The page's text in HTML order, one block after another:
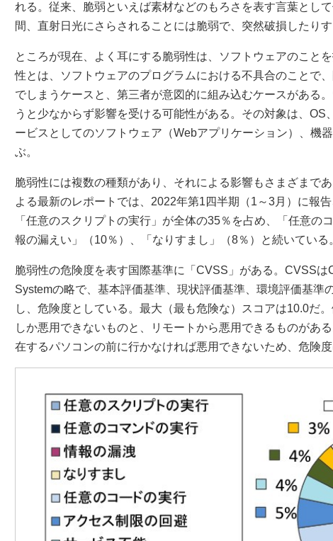
れる。従来、脆弱といえば素材などのもろさを表す言葉とし
間、直射日光にさらされることには脆弱で、突然破損したり
ところが現在、よく耳にする脆弱性は、ソフトウェアのこと
性とは、ソフトウェアのプログラムにおける不具合のことで
でしまうケースと、第三者が意図的に組み込むケースがある
うと少なからず影響を受ける可能性がある。その対象は、OS
ービスとしてのソフトウェア（Webアプリケーション）、機
ぶ。
脆弱性には複数の種類があり、それによる影響もさまざまで
よる最新のレポートでは、2022年第1四半期（1～3月）に報
「任意のスクリプトの実行」が全体の35％を占め、「任意の
報の漏えい」（10％）、「なりすまし」（8％）と続いている
脆弱性の危険度を表す国際基準に「CVSS」がある。CVSS
Systemの略で、基本評価基準、現状評価基準、環境評価基準
し、危険度としている。最大（最も危険な）スコアは10.0だ
しか悪用できないものと、リモートから悪用できるものがあ
在するパソコンの前に行かなければ悪用できないため、危険